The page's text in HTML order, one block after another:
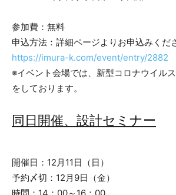
参加費：無料
申込方法：詳細ページよりお申込みくだ
https://imura-k.com/event/entry/2882
※イベント会場では、新型コロナウイル
をしております。
同日開催、設計セミナー
開催日：12月11日（日）
予約〆切：12月9日（金）